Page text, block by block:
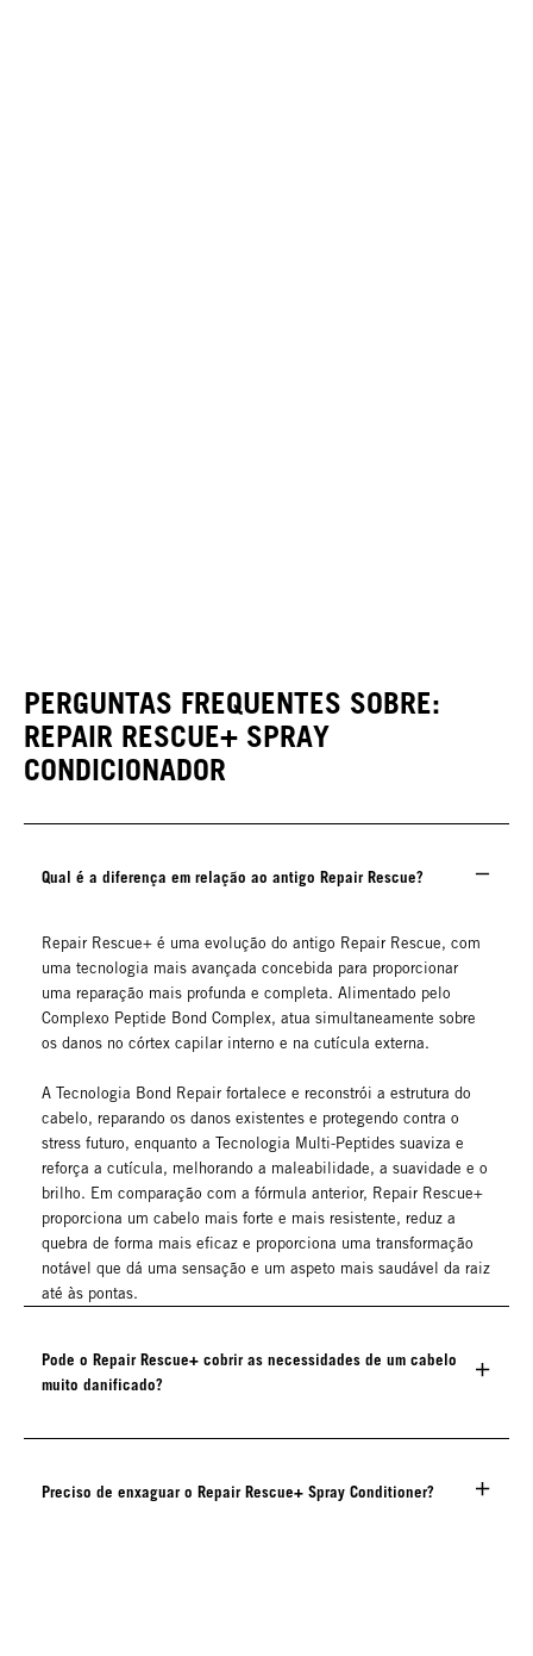
PERGUNTAS FREQUENTES SOBRE:
REPAIR RESCUE+ SPRAY
CONDICIONADOR
Qual é a diferença em relação ao antigo Repair Rescue?
Repair Rescue+ é uma evolução do antigo Repair Rescue, com
uma tecnologia mais avançada concebida para proporcionar
uma reparação mais profunda e completa. Alimentado pelo
Complexo Peptide Bond Complex, atua simultaneamente sobre
os danos no córtex capilar interno e na cutícula externa.
A Tecnologia Bond Repair fortalece e reconstrói a estrutura do
cabelo, reparando os danos existentes e protegendo contra o
stress futuro, enquanto a Tecnologia Multi-Peptides suaviza e
reforça a cutícula, melhorando a maleabilidade, a suavidade e o
brilho. Em comparação com a fórmula anterior, Repair Rescue+
proporciona um cabelo mais forte e mais resistente, reduz a
quebra de forma mais eficaz e proporciona uma transformação
notável que dá uma sensação e um aspeto mais saudável da raiz
até às pontas.
Pode o Repair Rescue+ cobrir as necessidades de um cabelo
muito danificado?
Preciso de enxaguar o Repair Rescue+ Spray Conditioner?